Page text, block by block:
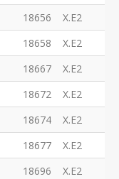
18656
X.E2
18658
X.E2
18667
X.E2
18672
X.E2
18674
X.E2
18677
X.E2
18696
X.E2